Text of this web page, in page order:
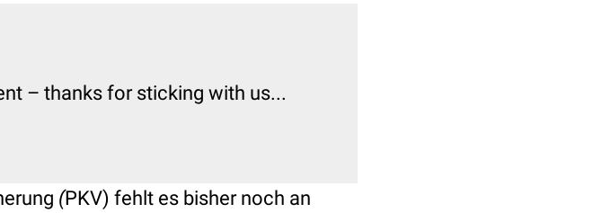
– thanks for sticking with us...
(PKV) fehlt es bisher noch an